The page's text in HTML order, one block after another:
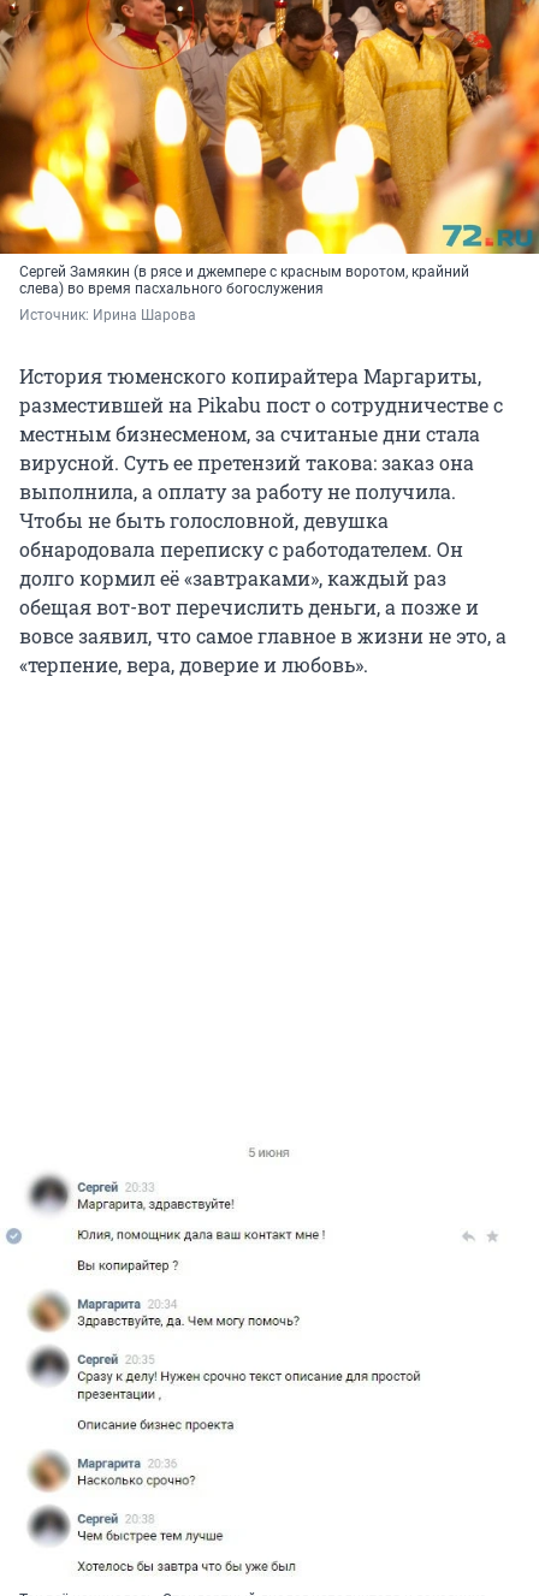
Сергей Замякин (в рясе и джемпере с красным воротом, крайний
слева) во время пасхального богослужения
Источник: Ирина Шарова
История тюменского копирайтера Маргариты,
разместившей на Pikabu пост о сотрудничестве с
местным бизнесменом, за считаные дни стала
вирусной. Суть ее претензий такова: заказ она
выполнила, а оплату за работу не получила.
Чтобы не быть голословной, девушка
обнародовала переписку с работодателем. Он
долго кормил её «завтраками», каждый раз
обещая вот-вот перечислить деньги, а позже и
вовсе заявил, что самое главное в жизни не это, а
«терпение, вера, доверие и любовь».